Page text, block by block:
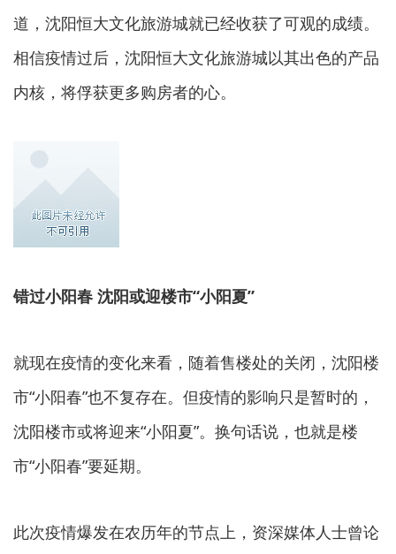
道，沈阳恒大文化旅游城就已经收获了可观的成绩。
相信疫情过后，沈阳恒大文化旅游城以其出色的产品
内核，将俘获更多购房者的心。
错过小阳春 沈阳或迎楼市“小阳夏”
就现在疫情的变化来看，随着售楼处的关闭，沈阳楼
市“小阳春”也不复存在。但疫情的影响只是暂时的，
沈阳楼市或将迎来“小阳夏”。换句话说，也就是楼
市“小阳春”要延期。
此次疫情爆发在农历年的节点上，资深媒体人士曾论